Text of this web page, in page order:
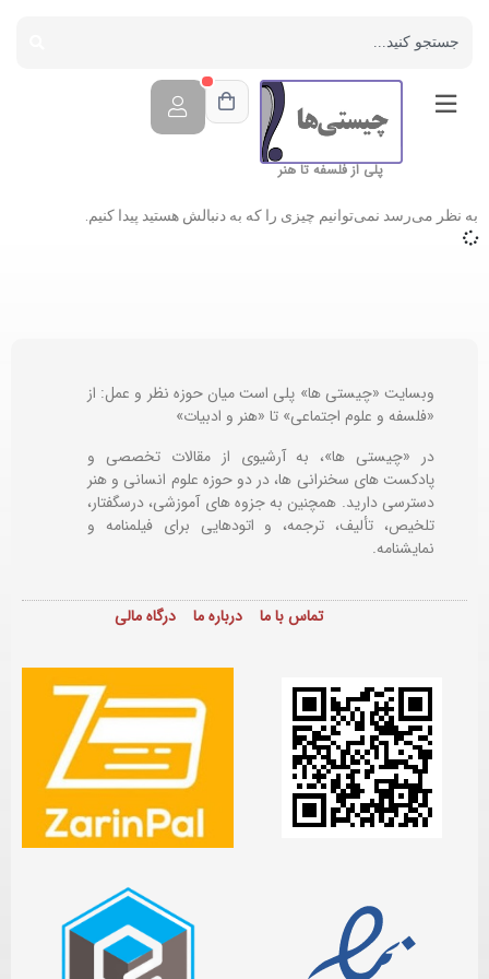
پلی از فلسفه تا هنر
به نظر می‌رسد نمی‌توانیم چیزی را که به دنبالش هستید پیدا کنیم.
وبسایت «چیستی ها» پلی است میان حوزه نظر و عمل: از
«فلسفه و علوم اجتماعی» تا «هنر و ادبیات»
در «چیستی ها»، به آرشیوی از مقالات تخصصی و
پادکست های سخنرانی ها، در دو حوزه علوم انسانی و هنر
دسترسی دارید. همچنین به جزوه های آموزشی، درسگفتار،
تلخیص، تألیف، ترجمه، و اتودهایی برایفیلمنامه و
نمایشنامه.
تماس با ما درباره ما درگاه مالی